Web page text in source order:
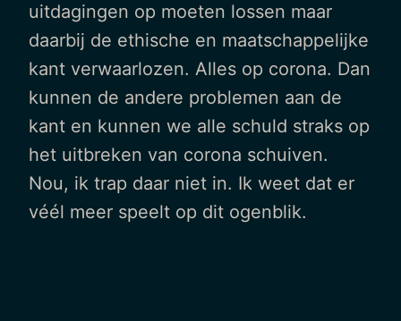
uitdagingen op moeten lossen maar
daarbij de ethische en maatschappelijke
kant verwaarlozen. Alles op corona. Dan
kunnen de andere problemen aan de
kant en kunnen we alle schuld straks op
het uitbreken van corona schuiven.
Nou, ik trap daar niet in. Ik weet dat er
véél meer speelt op dit ogenblik.